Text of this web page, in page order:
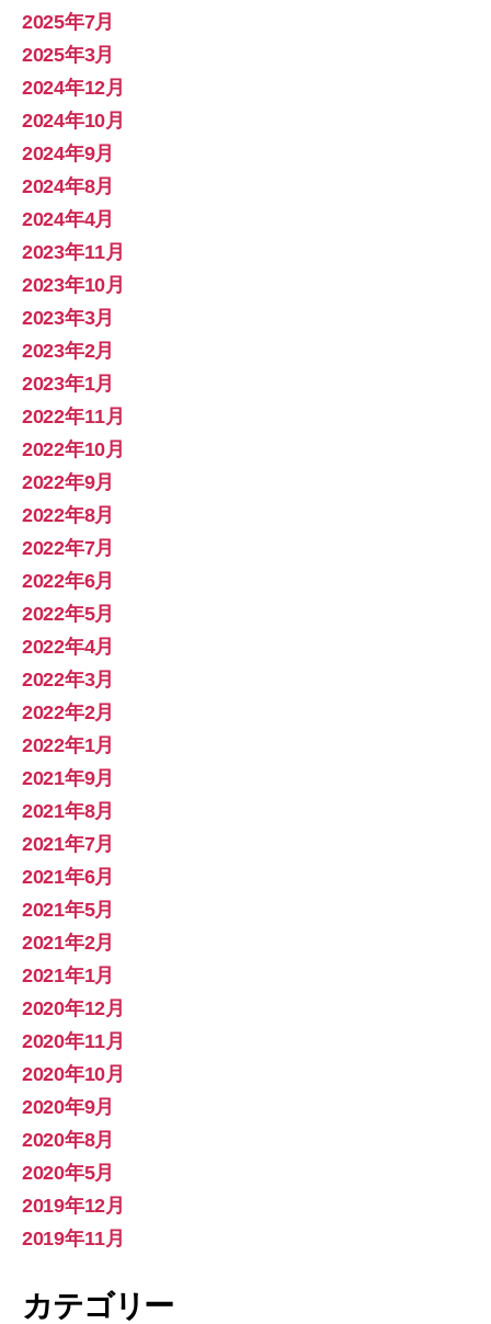
2025年7月
2025年3月
2024年12月
2024年10月
2024年9月
2024年8月
2024年4月
2023年11月
2023年10月
2023年3月
2023年2月
2023年1月
2022年11月
2022年10月
2022年9月
2022年8月
2022年7月
2022年6月
2022年5月
2022年4月
2022年3月
2022年2月
2022年1月
2021年9月
2021年8月
2021年7月
2021年6月
2021年5月
2021年2月
2021年1月
2020年12月
2020年11月
2020年10月
2020年9月
2020年8月
2020年5月
2019年12月
2019年11月
カテゴリー